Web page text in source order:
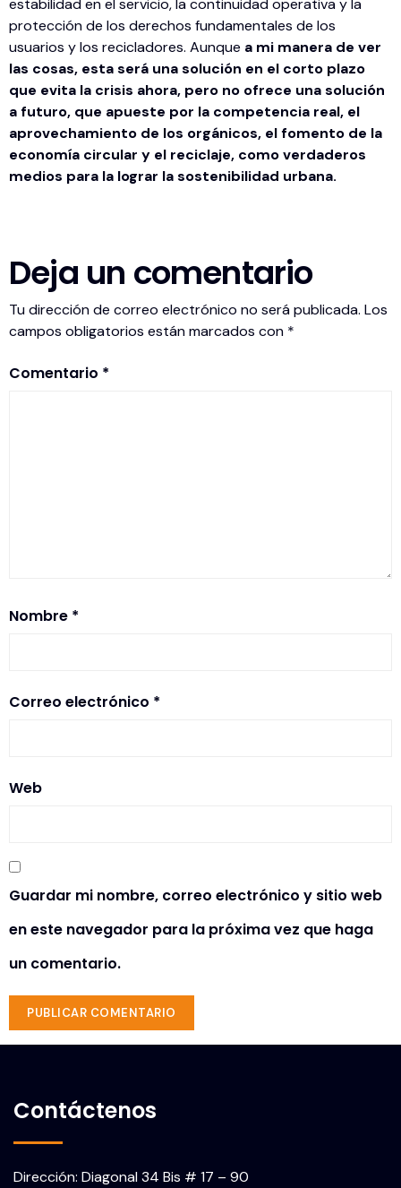
estabilidad en el servicio, la continuidad operativa y la
protección de los derechos fundamentales de los
usuarios y los recicladores. Aunque a mi manera de ver
las cosas, esta será una solución en el corto plazo
que evita la crisis ahora, pero no ofrece una solución
a futuro, que apueste por la competencia real, el
aprovechamiento de los orgánicos, el fomento de la
economía circular y el reciclaje, como verdaderos
medios para la lograr la sostenibilidad urbana.
Deja un comentario
Tu dirección de correo electrónico no será publicada. Los
campos obligatorios están marcados con *
Comentario *
Nombre *
Correo electrónico *
Web
Guardar mi nombre, correo electrónico y sitio web
en este navegador para la próxima vez que haga
un comentario.
Contáctenos
Dirección: Diagonal 34 Bis # 17 – 90